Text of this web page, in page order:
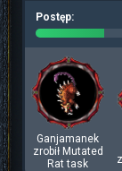
Postęp:
Ganjamanek
zrobił Mutated
Rat task